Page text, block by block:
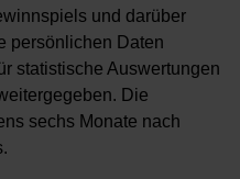
und darüber
persönlichen Daten
statistische Auswertungen
Die
sechs Monate nach